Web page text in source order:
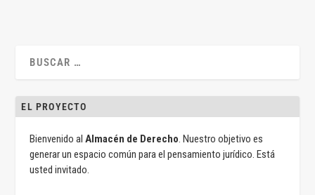
EL PROYECTO
Bienvenido alAlmacén de Derecho. Nuestro objetivo es
generar un espacio común para el pensamiento jurídico. Está
usted invitado.